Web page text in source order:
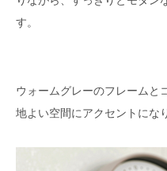
す。
ウォームグレーのフレームと
地よい空間にアクセントにな